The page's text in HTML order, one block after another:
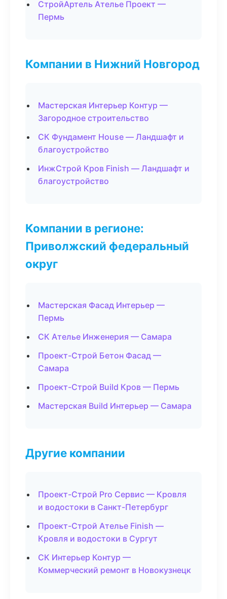
СтройАртель Ателье Проект —
Пермь
Компании в Нижний Новгород
Мастерская Интерьер Контур —
Загородное строительство
СК Фундамент House — Ландшафт и
благоустройство
ИнжСтрой Кров Finish — Ландшафт и
благоустройство
Компании в регионе:
Приволжский федеральный
округ
Мастерская Фасад Интерьер —
Пермь
СК Ателье Инженерия — Самара
Проект-Строй Бетон Фасад —
Самара
Проект-Строй Build Кров — Пермь
Мастерская Build Интерьер — Самара
Другие компании
Проект-Строй Pro Сервис — Кровля
и водостоки в Санкт-Петербург
Проект-Строй Ателье Finish —
Кровля и водостоки в Сургут
СК Интерьер Контур —
Коммерческий ремонт в Новокузнецк